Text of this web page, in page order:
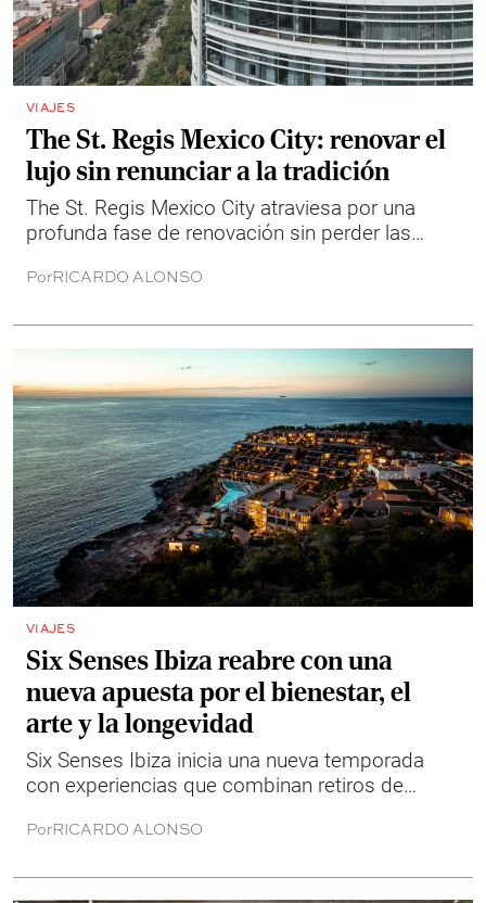
VIAJES
The St. Regis Mexico City: renovar el
lujo sin renunciar a la tradición
The St. Regis Mexico City atraviesa por una
profunda fase de renovación sin perder las
un siglo, han definido su forma de entender la
PorRICARDO ALONSO
VIAJES
Six Senses Ibiza reabre con una
nueva apuesta por el bienestar, el
arte y la longevidad
Six Senses Ibiza inicia una nueva temporada
con experiencias que combinan retiros de
aplicada a la longevidad y actividades en
PorRICARDO ALONSO